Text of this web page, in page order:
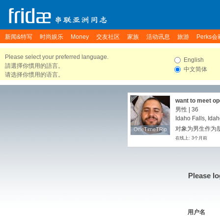
新闻&特写 时尚娱乐 Money 交友社区 家族 活动讯息 旅游 Perks会
Please select your preferred language.
請選擇你慣用的語言。
请选择你惯用的语言。
English
中文简体
OneTimeTRip
OneTimeTRip
want to meet
is caring and
男性 | 36
Idaho Falls,
对象为男生作为
在线上: 3个月前
Please
用户名